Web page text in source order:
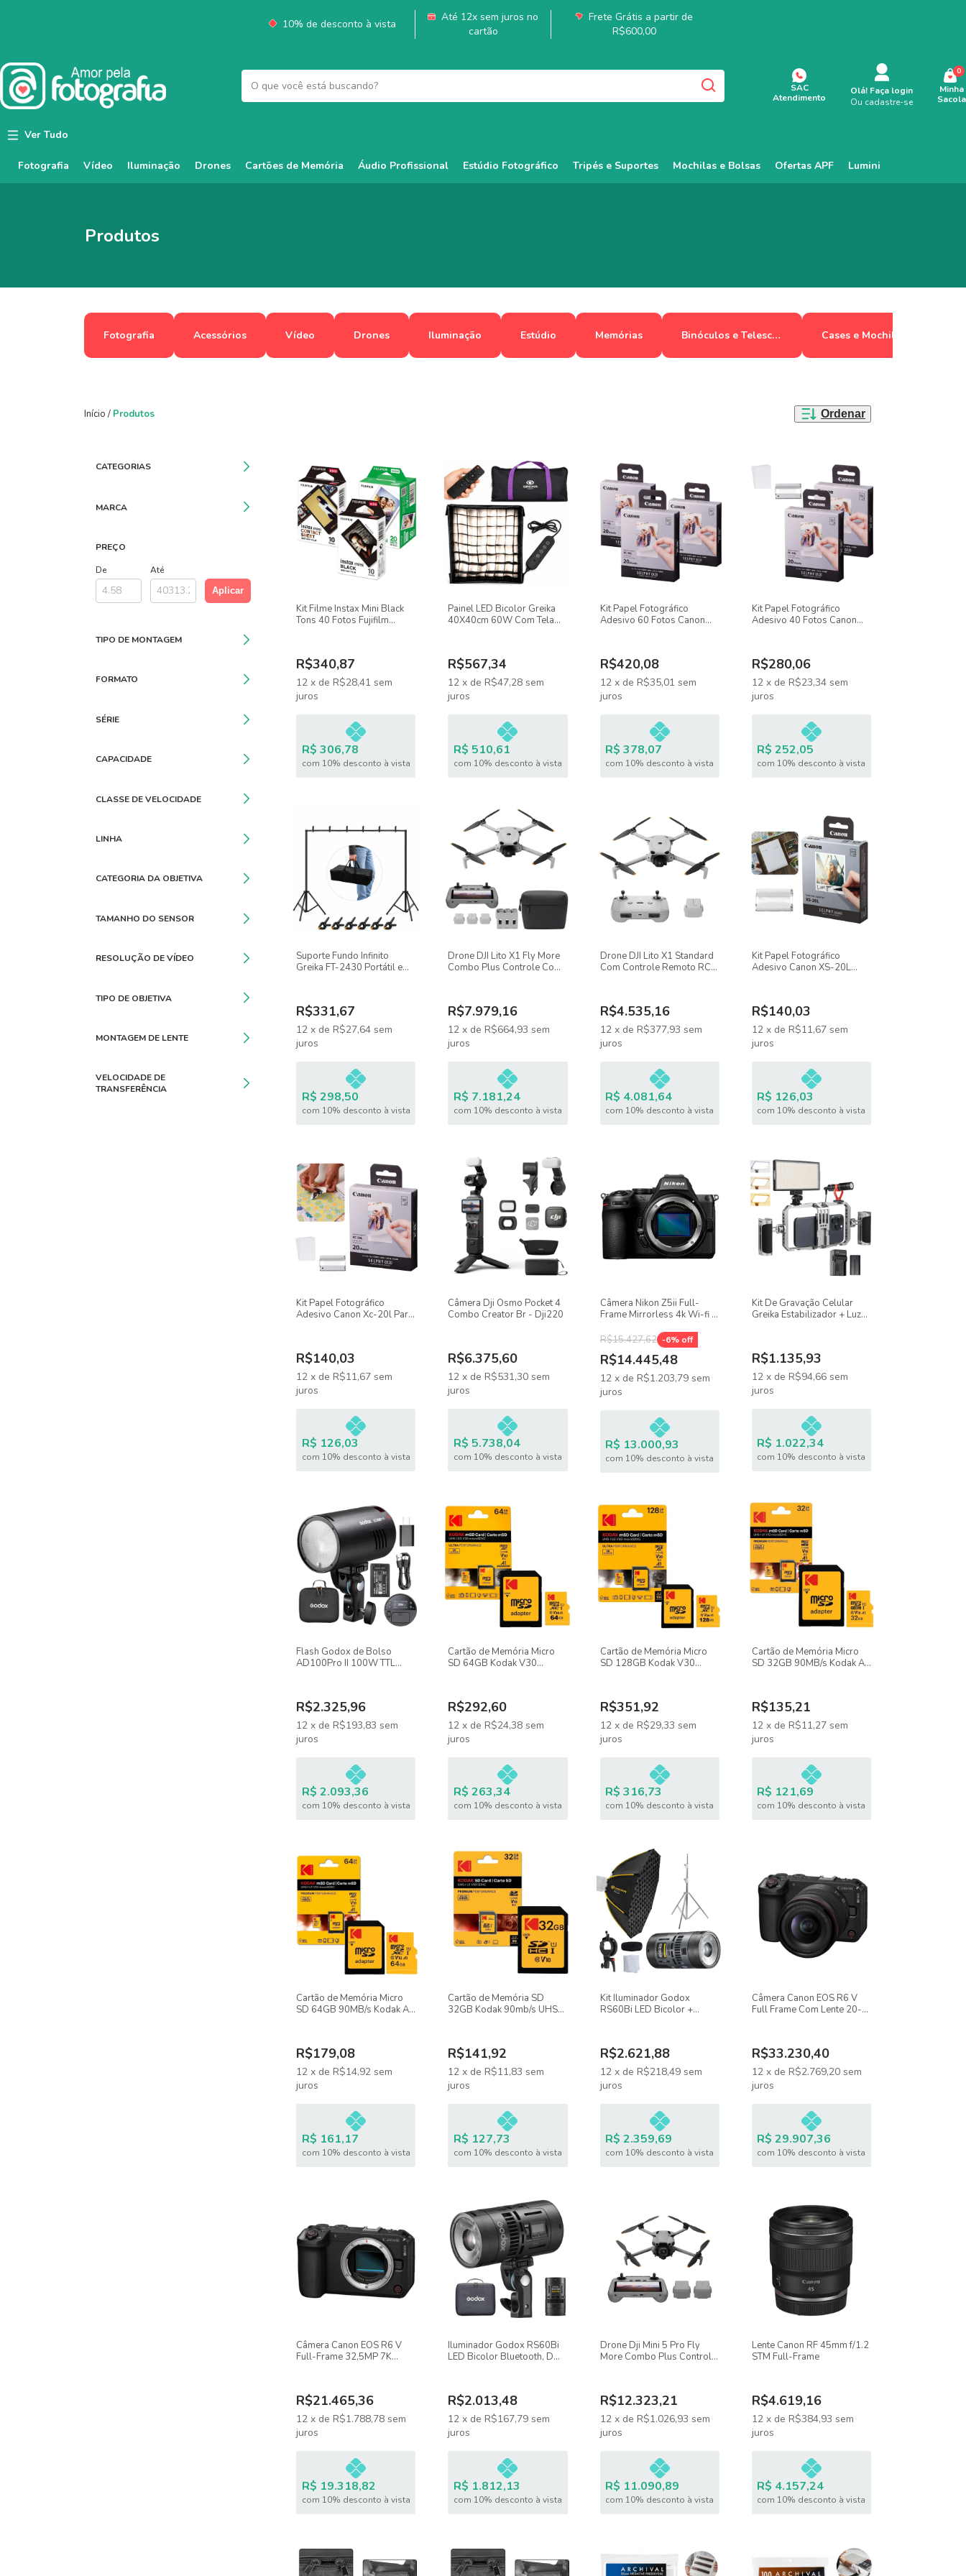
10% de desconto à vista
Até 12x sem juros no
cartão
Frete Grátis a partir de
R$600,00
SAC
Atendimento
Olá! Faça login
Ou cadastre-se
Minha
Sacola
0
Ver Tudo
Fotografia Vídeo Iluminação Drones Cartões de Memória Áudio Profissional Estúdio Fotográfico Tripés e Suportes Mochilas e Bolsas Ofertas APF Lumini
Produtos
Fotografia Acessórios Vídeo Drones Iluminação Estúdio Memórias Binóculos e Telescópios Cases e Mochilas
Início / Produtos Ordenar
CATEGORIAS
MARCA
PREÇO
De
Até
Aplicar
TIPO DE MONTAGEM
FORMATO
SÉRIE
CAPACIDADE
CLASSE DE VELOCIDADE
LINHA
CATEGORIA DA OBJETIVA
TAMANHO DO SENSOR
RESOLUÇÃO DE VÍDEO
TIPO DE OBJETIVA
MONTAGEM DE LENTE
VELOCIDADE DE
TRANSFERÊNCIA
Kit Filme Instax Mini Black
Tons 40 Fotos Fujifilm
R$340,87
12 x de R$28,41 sem
juros
R$ 306,78
com 10% desconto à vista
Painel LED Bicolor Greika
40X40cm 60W Com Tela
R$567,34
12 x deR$47,28 sem
juros
R$ 510,61
com 10% desconto à vista
Kit Papel Fotográfico
Adesivo 60 Fotos Canon
R$420,08
12 x de R$35,01 sem
juros
R$ 378,07
com 10% desconto à vista
Kit Papel Fotográfico
Adesivo 40 Fotos Canon
R$280,06
12 x de R$23,34 sem
juros
R$ 252,05
com 10% desconto à vista
Suporte Fundo Infinito
Greika FT-2430 Portátil e
R$331,67
12 x de R$27,64 sem
juros
R$ 298,50
com 10% desconto à vista
Drone DJI Lito X1 Fly More
Combo Plus Controle Com
R$7.979,16
12 x deR$664,93 sem
juros
R$ 7.181,24
com 10% desconto à vista
Drone DJI Lito X1 Standard
Com Controle Remoto RC-
R$4.535,16
12 x de R$377,93 sem
juros
R$ 4.081,64
com 10% desconto à vista
Kit Papel Fotográfico
Adesivo Canon XS-20L
R$140,03
12 x de R$11,67 sem
juros
R$ 126,03
com 10% desconto à vista
Kit Papel Fotográfico
Adesivo Canon Xc-20l Para
R$140,03
12 x de R$11,67 sem
juros
R$ 126,03
com 10% desconto à vista
Câmera Dji Osmo Pocket 4
Combo Creator Br - Dji220
R$6.375,60
12 x deR$531,30 sem
juros
R$ 5.738,04
com 10% desconto à vista
Câmera Nikon Z5ii Full-
Frame Mirrorless 4k Wi-fi E
R$15.427,62 -6% off
R$14.445,48
12 x de R$1.203,79 sem
juros
R$ 13.000,93
com 10% desconto à vista
Kit De Gravação Celular
Greika Estabilizador + Luz
R$1.135,93
12 x de R$94,66 sem
juros
R$ 1.022,34
com 10% desconto à vista
Flash Godox de Bolso
AD100Pro II 100W TTL
R$2.325,96
12 x de R$193,83 sem
juros
R$ 2.093,36
com 10% desconto à vista
Cartão de Memória Micro
SD 64GB Kodak V30
R$292,60
12 x deR$24,38 sem
juros
R$ 263,34
com 10% desconto à vista
Cartão de Memória Micro
SD 128GB Kodak V30
R$351,92
12 x de R$29,33 sem
juros
R$ 316,73
com 10% desconto à vista
Cartão de Memória Micro
SD 32GB 90MB/s Kodak A1
R$135,21
12 x de R$11,27 sem
juros
R$ 121,69
com 10% desconto à vista
Cartão de Memória Micro
SD 64GB 90MB/s Kodak A1
R$179,08
12 x de R$14,92 sem
juros
R$ 161,17
com 10% desconto à vista
Cartão de Memória SD
32GB Kodak 90mb/s UHS-I
R$141,92
12 x deR$11,83 sem
juros
R$ 127,73
com 10% desconto à vista
Kit Iluminador Godox
RS60Bi LED Bicolor +
R$2.621,88
12 x de R$218,49 sem
juros
R$ 2.359,69
com 10% desconto à vista
Câmera Canon EOS R6 V
Full Frame Com Lente 20-
R$33.230,40
12 x de R$2.769,20 sem
juros
R$ 29.907,36
com 10% desconto à vista
Câmera Canon EOS R6 V
Full-Frame 32,5MP 7K
R$21.465,36
12 x de R$1.788,78 sem
juros
R$ 19.318,82
com 10% desconto à vista
Iluminador Godox RS60Bi
LED Bicolor Bluetooth, DMX
R$2.013,48
12 x deR$167,79 sem
juros
R$ 1.812,13
com 10% desconto à vista
Drone Dji Mini 5 Pro Fly
More Combo Plus Controle
R$12.323,21
12 x de R$1.026,93 sem
juros
R$ 11.090,89
com 10% desconto à vista
Lente Canon RF 45mm f/1.2
STM Full-Frame
R$4.619,16
12 x de R$384,93 sem
juros
R$ 4.157,24
com 10% desconto à vista